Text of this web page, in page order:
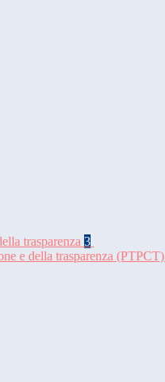
trasparenza 3
e della trasparenza (PTPCT)